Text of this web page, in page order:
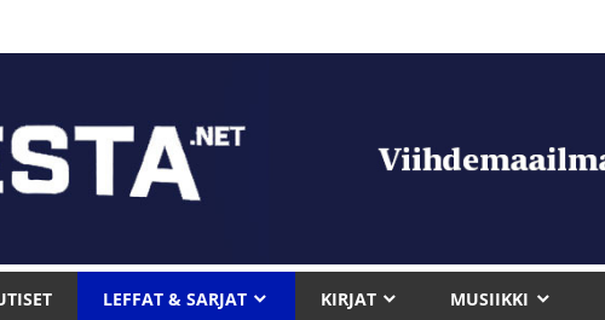
LEFFAT & SARJAT KIRJAT MUSIIKKI